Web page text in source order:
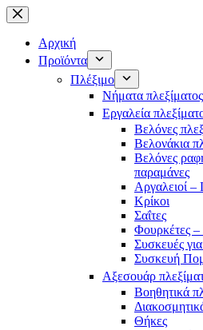
Μετάβαση
στο
περιεχόμενο
Αρχική
Προϊόντα
Πλέξιμο
Νήματα πλεξίματος
Εργαλεία
Βελόνες
Βελονάκια
Βελόνες
παραμάνες
Αργαλειοί –
Κρίκοι
Σαΐτες
Φουρκέτες –
Συσκευές
Συσκευή
Αξεσουάρ
Βοηθητικά
Θήκες